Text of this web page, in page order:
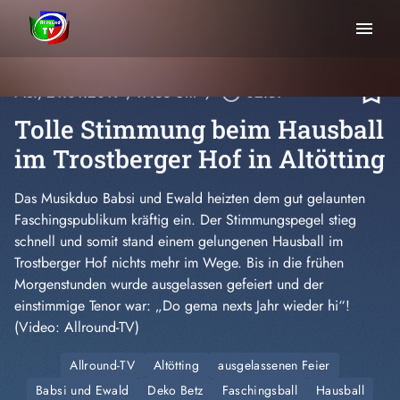
menu
Mo., 21.01.2019, 17:33 Uhr / play_circle_outline02:57 bookmark_border
Tolle Stimmung beim Hausball
im Trostberger Hof in Altötting
Das Musikduo Babsi und Ewald heizten dem gut gelaunten
Faschingspublikum kräftig ein. Der Stimmungspegel stieg
schnell und somit stand einem gelungenen Hausball im
Trostberger Hof nichts mehr im Wege. Bis in die frühen
Morgenstunden wurde ausgelassen gefeiert und der
einstimmige Tenor war: „Do gema nexts Jahr wieder hi“!
(Video: Allround-TV)
Allround-TV Altötting
ausgelassenen Feier
Babsi und Ewald
Deko Betz Faschingsball
Hausball